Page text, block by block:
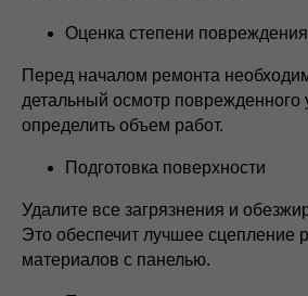
Оценка степени повреждения
Перед началом ремонта
детальный осмотр поврежденного
определить объем работ.
Подготовка поверхности
Удалите все загрязнения и
Это обеспечит лучшее сцепление
материалов с панелью.